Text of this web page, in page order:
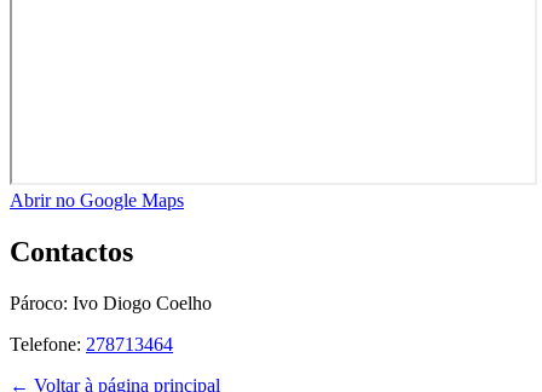
Abrir no Google Maps
Contactos
Pároco: Ivo Diogo Coelho
Telefone: 278713464
← Voltar à página principal